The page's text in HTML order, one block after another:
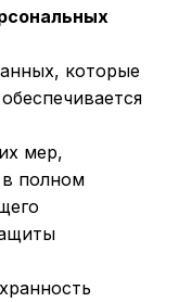
которые
мер,
полном